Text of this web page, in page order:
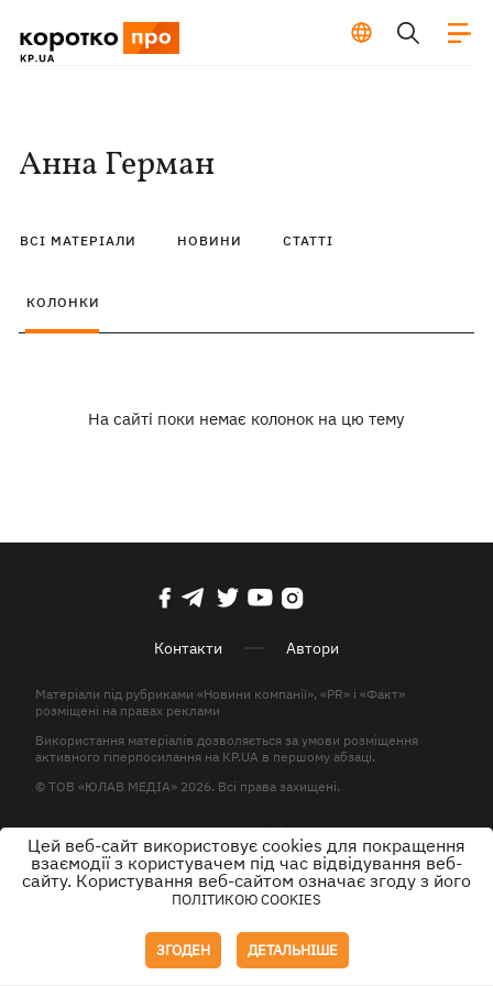
Анна Герман
ВСІ МАТЕРІАЛИ НОВИНИ СТАТТІ
КОЛОНКИ
На сайті поки немає колонок на цю тему
Контакти Автори
Матеріали під рубриками «Новини компанії», «PR» і «Факт»
розміщені на правах реклами
Використання матеріалів дозволяється за умови розміщення
активного гіперпосилання на KP.UA в першому абзаці.
© ТОВ «ЮЛАВ МЕДІА» 2026. Всі права захищені.
Дизайн
Цей веб-сайт використовує cookies для покращення
взаємодії з користувачем під час відвідування веб-
сайту. Користування веб-сайтом означає згоду з його
ПОЛІТИКОЮ COOKIES
ЗГОДЕН ДЕТАЛЬНІШЕ